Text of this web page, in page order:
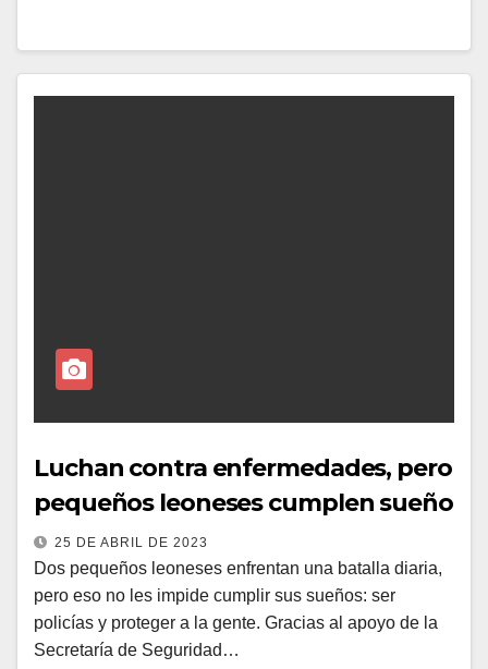
Luchan contra enfermedades, pero
pequeños leoneses cumplen sueño
25 DE ABRIL DE 2023
Dos pequeños leoneses enfrentan una batalla diaria,
pero eso no les impide cumplir sus sueños: ser
policías y proteger a la gente. Gracias al apoyo de la
Secretaría de Seguridad…